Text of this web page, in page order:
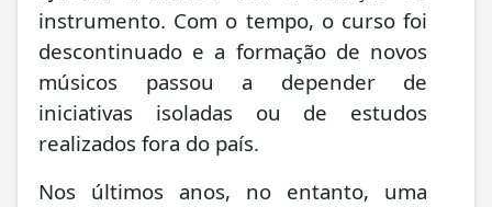
instrumento. Com o tempo, o curso foi
descontinuado e a formação de novos
músicos passou a depender de
iniciativas isoladas ou de estudos
realizados fora do país.
Nos últimos anos, no entanto, uma